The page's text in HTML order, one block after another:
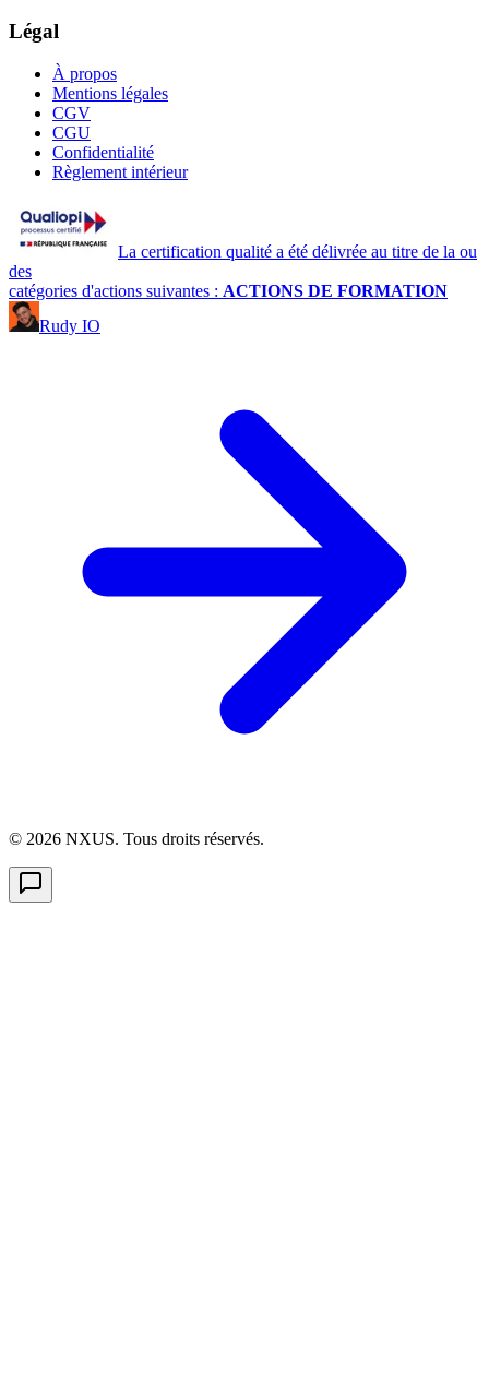
Légal
À propos
Mentions légales
CGV
CGU
Confidentialité
Règlement intérieur
La certification qualité a été délivrée au titre de la ou
des
catégories d'actions suivantes : ACTIONS DE FORMATION
Rudy IO
© 2026 NXUS. Tous droits réservés.